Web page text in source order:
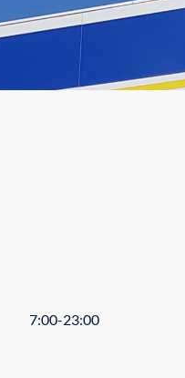
7:00-23:00